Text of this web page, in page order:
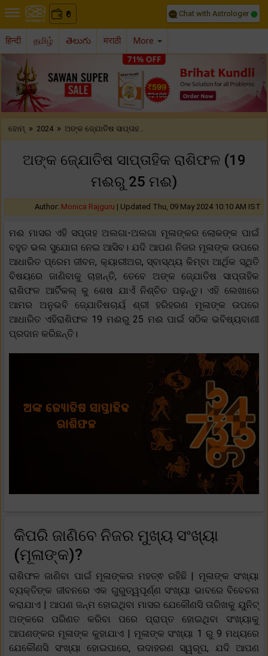
₹
0 Chat with Astrologer
हिन्दी தமிழ் తెలుగు मराठी More
Previous
ହୋମ୍ » 2024 » ଅଙ୍କ ଜ୍ଯୋତିଷ ସାପ୍ତାହ..
ଅଙ୍କ ଜ୍ଯୋତିଷ ସାପ୍ତାହିକ ରାଶିଫଳ (19
ମଈରୁ 25 ମଈ)
Author: Monica Rajguru | Updated Thu, 09 May 2024 10:10 AM IST
ମଈ ମାସର ଏହି ସପ୍ତାହ ଅଲଗା-ଅଲଗା ମୂଳାଙ୍କର ଲୋକଙ୍କ ପାଇଁ
ବହୁତ ଭଲ ସୁଯୋଗ ନେଇ ଆସିବ। ଯଦି ଆପଣ ନିଜର ମୂଳାଙ୍କ ଉପରେ
ଆଧାରିତ ପ୍ରେମ ଜୀବନ, କ୍ୟାରୀଅର, ସ୍ବାସ୍ଥ୍ୟ କିମ୍ବା ଆର୍ଥିକ ସ୍ଥିତି
ବିଷୟରେ ଜାଣିବାକୁ ଚାହାନ୍ତି, ତେବେ ଅଙ୍କ ଜ୍ଯୋତିଷ ସାପ୍ତାହିକ
ରାଶିଫଳ ଆର୍ଟିକଲ୍ କୁ ଶେଷ ଯାଏଁ ନିଶ୍ଚିତ ପଢ଼ନ୍ତୁ। ଏହି ଲେଖାରେ
ଆମର ଅନୁଭବି ଜ୍ଯୋତିଷଚାର୍ୟ ଶ୍ରୀ ହରିହରଣ ମୂଳାଙ୍କ ଉପରେ
ଆଧାରିତ ଏହିରାଶିଫଳ 19 ମଈରୁ 25 ମଈ ପାଇଁ ସଠିକ ଭବିଷ୍ୟବାଣୀ
ପ୍ରଦାନ କରିଛନ୍ତି।
କିପରି ଜାଣିବେ ନିଜର ମୁଖ୍ୟ ସଂଖ୍ୟା
(ମୂଳାଙ୍କ)?
ରାଶିଫଳ ଜାଣିବା ପାଇଁ ମୂଳାଙ୍କର ମହତ୍ଵ ରହିଛି | ମୂଳାଙ୍କ ସଂଖ୍ୟା
ବ୍ୟକ୍ତିଙ୍କ ଜୀବନରେ ଏକ ଗୁରୁତ୍ୱପୂର୍ଣ୍ଣ ସଂଖ୍ୟା ଭାବରେ ବିବେଚନା
କରାଯାଏ | ଆପଣ ଜନ୍ମ ହୋଇଥିବା ମାସର ଯେକୌଣସି ତାରିଖକୁ ୟୁନିଟ୍
ଅଙ୍କରେ ପରିଣତ କରିବା ପରେ ପ୍ରାପ୍ତ ହୋଇଥିବା ସଂଖ୍ୟାକୁ
ଆପଣଙ୍କର ମୂଳାଙ୍କ କୁହାଯାଏ | ମୂଳାଙ୍କ ସଂଖ୍ୟା 1 ରୁ 9 ମଧ୍ୟରେ
ଯେକୌଣସି ସଂଖ୍ୟା ହୋଇପାରେ, ଉଦାହରଣ ସ୍ୱରୂପ, ଯଦି ଆପଣ